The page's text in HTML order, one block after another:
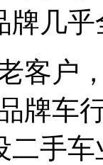
牌几
客户
牌车
二手